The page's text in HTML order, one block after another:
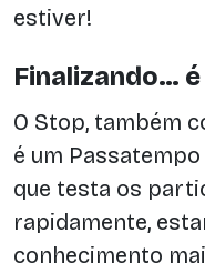
estiver!
Finalizando…
O Stop, também
é um
que testa os
rapidamente,
conhecimento